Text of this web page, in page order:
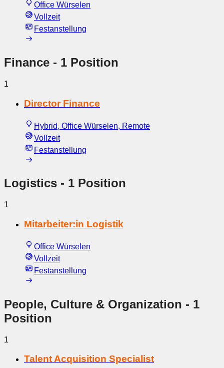
Office Würselen
Vollzeit
Festanstellung
Finance - 1 Position
1
Director Finance
Hybrid, Office Würselen, Remote
Vollzeit
Festanstellung
Logistics - 1 Position
1
Mitarbeiter:in Logistik
Office Würselen
Vollzeit
Festanstellung
People, Culture & Organization - 1
Position
1
Talent Acquisition Specialist